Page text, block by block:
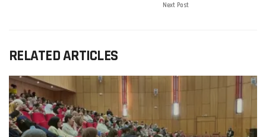
Next Post
RELATED ARTICLES